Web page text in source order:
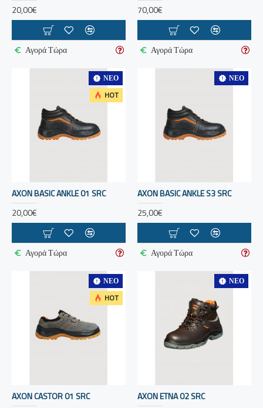
20,00€
Αγορά Τώρα
70,00€
Αγορά Τώρα
ΝΈΟ
HOT
AXON BASIC ANKLE 01 SRC
20,00€
Αγορά Τώρα
ΝΈΟ
AXON BASIC ANKLE S3 SRC
25,00€
Αγορά Τώρα
ΝΈΟ
HOT
AXON CASTOR 01 SRC
ΝΈΟ
AXON ETNA 02 SRC